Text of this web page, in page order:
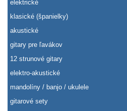
elektrické
klasické (španielky)
akustické
gitary pre ľavákov
12 strunové gitary
elektro-akustické
mandolíny / banjo / ukulele
gitarové sety